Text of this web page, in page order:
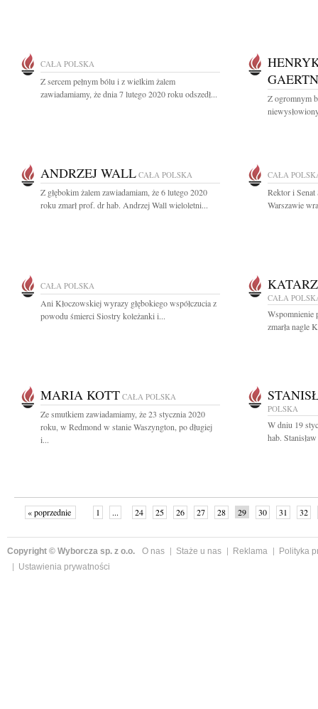
CAŁA POLSKA
Z sercem pełnym bólu i z wielkim żalem
zawiadamiamy, że dnia 7 lutego 2020 roku odszedł...
Z ogromnym
ANDRZEJ WALL CAŁA POLSKA
Z głębokim żalem zawiadamiam, że 6 lutego 2020
roku zmarł prof. dr hab. Andrzej Wall wieloletni...
CAŁA
Rektor i
Warszawie
CAŁA POLSKA
Ani Kłoczowskiej wyrazy głębokiego współczucia z
powodu śmierci Siostry koleżanki i...
CAŁA
Wspomnienie
zmarła nagle
MARIA KOTT CAŁA POLSKA
Ze smutkiem zawiadamiamy, że 23 stycznia 2020
roku, w Redmond w stanie Waszyngton, po długiej
i...
POLSKA
W dniu 19
hab.
« poprzednie 1 ... 24 25 26 27 28 29 30 31
32
Copyright © Wyborcza sp. z o.o. O nas Staże u nas Reklama
Polityka
Ustawienia prywatności